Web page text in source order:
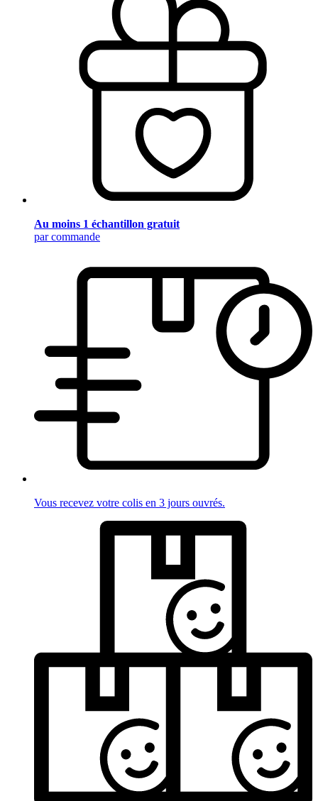
Au moins 1 échantillon gratuit
par commande
Vous recevez votre colis en 3 jours ouvrés.